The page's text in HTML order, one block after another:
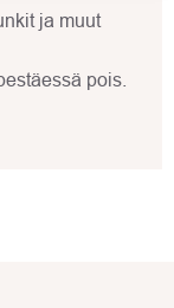
ja muut
pois.